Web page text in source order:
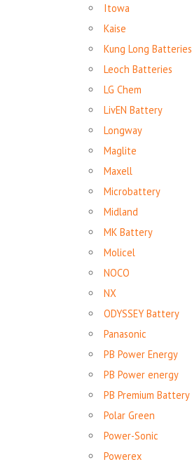
Itowa
Kaise
Kung Long Batteries
Leoch Batteries
LG Chem
LivEN Battery
Longway
Maglite
Maxell
Microbattery
Midland
MK Battery
Molicel
NOCO
NX
ODYSSEY Battery
Panasonic
PB Power Energy
PB Power energy
PB Premium Battery
Polar Green
Power-Sonic
Powerex